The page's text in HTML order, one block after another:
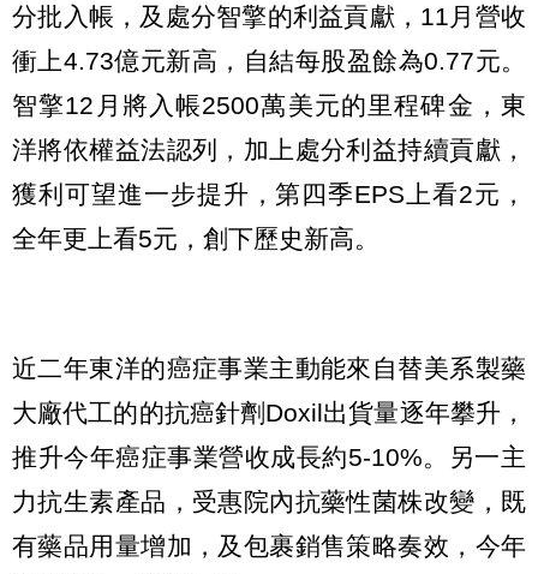
分批入帳，及處分智擎的利益貢獻，11月營收
衝上4.73億元新高，自結每股盈餘為0.77元。
智擎12月將入帳2500萬美元的里程碑金，東
洋將依權益法認列，加上處分利益持續貢獻，
獲利可望進一步提升，第四季EPS上看2元，
全年更上看5元，創下歷史新高。
近二年東洋的癌症事業主動能來自替美系製藥
大廠代工的的抗癌針劑Doxil出貨量逐年攀升，
推升今年癌症事業營收成長約5-10%。另一主
力抗生素產品，受惠院內抗藥性菌株改變，既
有藥品用量增加，及包裹銷售策略奏效，今年